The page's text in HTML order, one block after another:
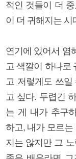
적인 것들이 더
이 더 귀해지는 시
연기에 있어서 염
고 색깔이 하나로
고 저렇게도 쓰
고 싶다. 두렵긴
는 게 내가 추구
하고, 내가 모르
지는 않지만 그